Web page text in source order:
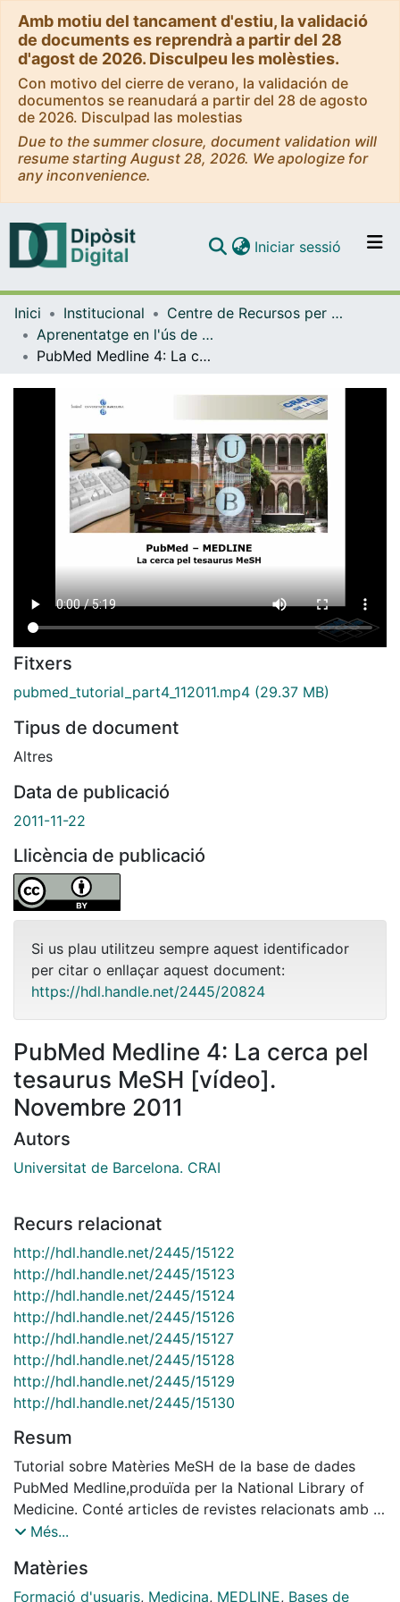
Amb motiu del tancament d'estiu, la validació
de documents es reprendrà a partir del 28
d'agost de 2026. Disculpeu les molèsties.
Con motivo del cierre de verano, la validación de
documentos se reanudará a partir del 28 de agosto
de 2026. Disculpad las molestias
Due to the summer closure, document validation will
resume starting August 28, 2026. We apologize for
any inconvenience.
Navega per tot el DD
Iniciar sessió (current)
Inici Institucional
Centre de Recursos per a l'Aprenentatge i la Investigació (CRAI-UB) - Institucional
Aprenentatge en l'ús de serveis i recursos d'informació: tutorials i guies (CRAI-UB)
PubMed Medline 4: La cerca pel tesaurus MeSH [vídeo]. Novembre 2011
Fitxers
pubmed_tutorial_part4_112011.mp4 (29.37 MB)
Tipus de document
Altres
Data de publicació
2011-11-22
Llicència de publicació
Si us plau utilitzeu sempre aquest identificador
per citar o enllaçar aquest document:
https://hdl.handle.net/2445/20824
PubMed Medline 4: La cerca pel
tesaurus MeSH [vídeo].
Novembre 2011
Autors
Universitat de Barcelona. CRAI
Recurs relacionat
http://hdl.handle.net/2445/15122
http://hdl.handle.net/2445/15123
http://hdl.handle.net/2445/15124
http://hdl.handle.net/2445/15126
http://hdl.handle.net/2445/15127
http://hdl.handle.net/2445/15128
http://hdl.handle.net/2445/15129
http://hdl.handle.net/2445/15130
Resum
Tutorial sobre Matèries MeSH de la base de dades
PubMed Medline,produïda per la National Library of
Medicine. Conté articles de revistes relacionats amb la
literatura biomèdica, la investigació i la pràctica
AIDS (abans Aidsline), Bioethics (abans Bioethicsline),
Cancer (abans Cancerlit), Complementary Medicine,
Més...
Matèries
Formació d'usuaris, Medicina, MEDLINE, Bases de